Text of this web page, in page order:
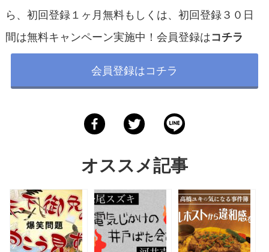
ら、初回登録１ヶ月無料もしくは、初回登録３０日
間は無料キャンペーン実施中！会員登録はコチラ
会員登録はコチラ
オススメ記事